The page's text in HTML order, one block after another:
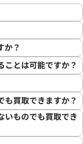
か？
ことは可能ですか？
も買取できますか？
いものでも買取でき